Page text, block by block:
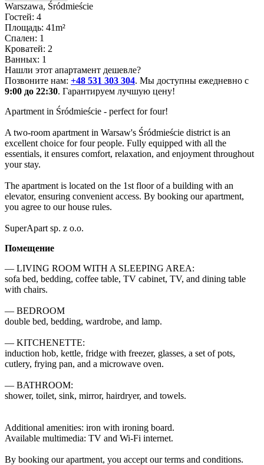
Warszawa, Śródmieście
Гостей: 4
Площадь: 41m²
Спален: 1
Кроватей: 2
Ванных: 1
Нашли этот апартамент дешевле?
Позвоните нам: +48 531 303 304. Мы доступны ежедневно с
9:00 до 22:30. Гарантируем лучшую цену!
Apartment in Śródmieście - perfect for four!
A two-room apartment in Warsaw's Śródmieście district is an
excellent choice for four people. Fully equipped with all the
essentials, it ensures comfort, relaxation, and enjoyment throughout
your stay.
The apartment is located on the 1st floor of a building with an
elevator, ensuring convenient access. By booking our apartment,
you agree to our house rules.
SuperApart sp. z o.o.
Помещение
— LIVING ROOM WITH A SLEEPING AREA:
sofa bed, bedding, coffee table, TV cabinet, TV, and dining table
with chairs.
— BEDROOM
double bed, bedding, wardrobe, and lamp.
— KITCHENETTE:
induction hob, kettle, fridge with freezer, glasses, a set of pots,
cutlery, frying pan, and a microwave oven.
— BATHROOM:
shower, toilet, sink, mirror, hairdryer, and towels.
Additional amenities: iron with ironing board.
Available multimedia: TV and Wi-Fi internet.
By booking our apartment, you accept our terms and conditions.